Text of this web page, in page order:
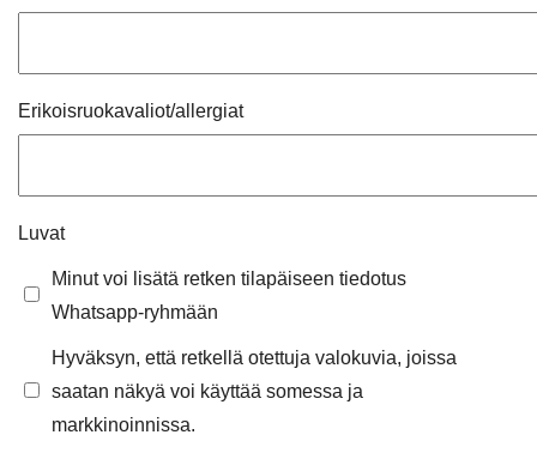
Erikoisruokavaliot/allergiat
Luvat
Minut voi lisätä retken tilapäiseen tiedotus
Whatsapp-ryhmään
Hyväksyn, että retkellä otettuja valokuvia, joissa
saatan näkyä voi käyttää somessa ja
markkinoinnissa.